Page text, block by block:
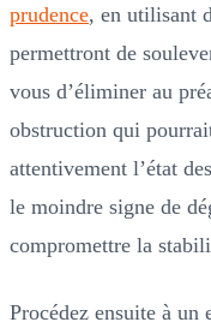
prudence, en utilisant
permettront de
vous d’éliminer au
obstruction qui
attentivement l’état
le moindre signe de
compromettre la
Procédez ensuite à